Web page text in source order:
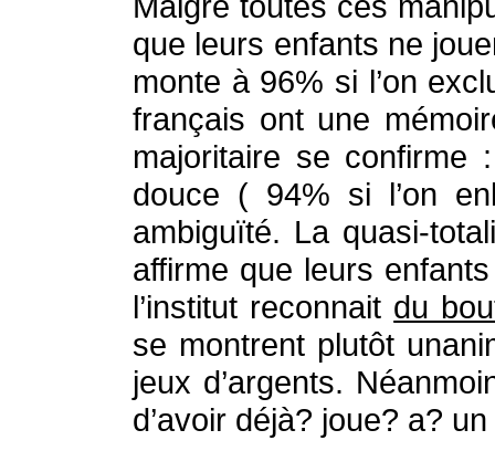
que leurs enfants ne
monte à 96% si l’on
français ont une
majoritaire se confirme
douce ( 94% si l’on
ambiguïté. La quasi-
affirme que leurs
l’institut reconnait du
se montrent plutôt
jeux d’argents.
d’avoir déjà? joue? a?